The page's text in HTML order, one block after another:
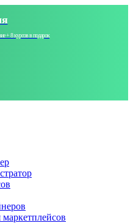
+ 8 курсов в подарок